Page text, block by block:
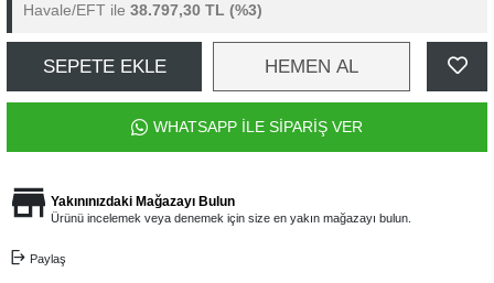
Havale/EFT ile 38.797,30 TL (%3)
SEPETE EKLE HEMEN AL
WHATSAPP İLE SİPARİŞ VER
Yakınınızdaki Mağazayı Bulun
Ürünü incelemek veya denemek için size en yakın mağazayı bulun.
Paylaş